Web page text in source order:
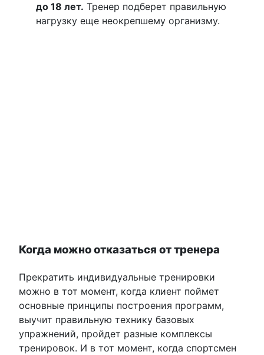
до 18 лет. Тренер подберет правильную
нагрузку еще неокрепшему организму.
Когда можно отказаться от тренера
Прекратить индивидуальные тренировки
можно в тот момент, когда клиент поймет
основные принципы построения программ,
выучит правильную технику базовых
упражнений, пройдет разные комплексы
тренировок. И в тот момент, когда спортсмен